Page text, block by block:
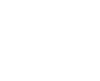
GROTE MATEN T-